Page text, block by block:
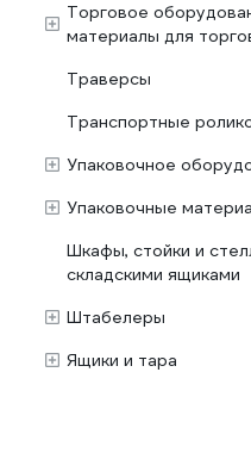
Торговое
материалы для
Траверсы
Транспортные
Упаковочное
Упаковочные
Шкафы, стойки и
складскими ящиками
Штабелеры
Ящики и тара